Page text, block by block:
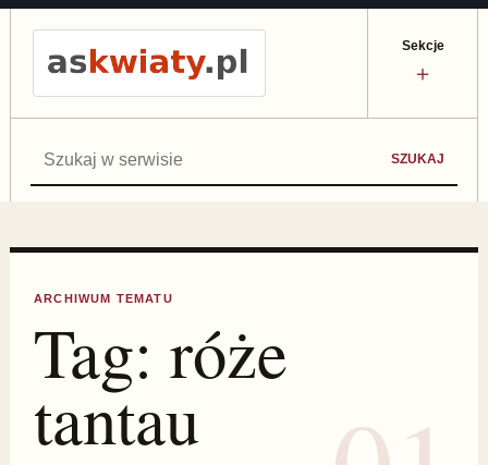
SZUKAJ
Sekcje
＋
ARCHIWUM TEMATU
Tag: róże
tantau